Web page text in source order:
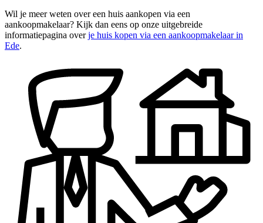
Wil je meer weten over een huis aankopen via een
aankoopmakelaar? Kijk dan eens op onze uitgebreide
informatiepagina overje huis kopen via een aankoopmakelaar in
Ede.